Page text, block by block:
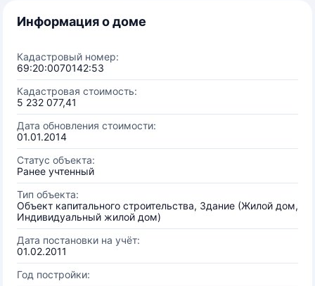
Информация о доме
Кадастровый номер:
69:20:0070142:53
Кадастровая стоимость:
5 232 077,41
Дата обновления стоимости:
01.01.2014
Статус объекта:
Ранее учтенный
Тип объекта:
Объект капитального строительства, Здание (Жилой дом,
Индивидуальный жилой дом)
Дата постановки на учёт:
01.02.2011
Год постройки: